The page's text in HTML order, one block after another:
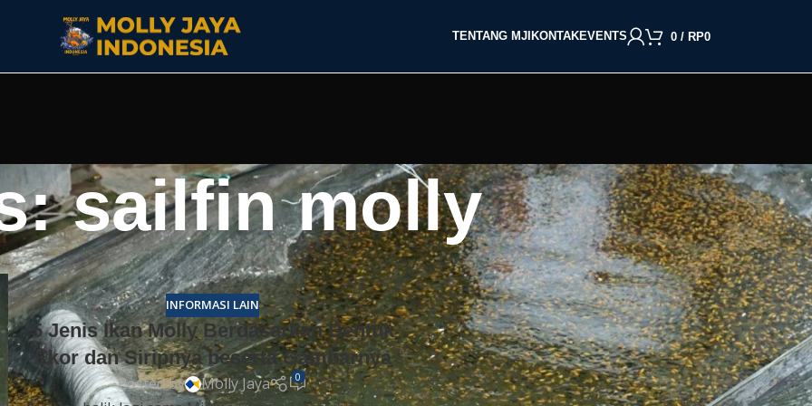
TENTANG MJI KONTAKEVENTS 0 / RP0
sailfin molly
INFORMASI LAIN
5 Jenis Ikan Molly Berdasarkan Bentuk
Ekor dan Siripnya beserta Gambarnya
Posted by Molly Jaya 0
BACA BERDASARKAN JENIS IKAN
Cupang
Molly
Channa
Koi